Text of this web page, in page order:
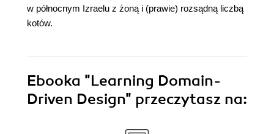
w północnym Izraelu z żoną i (prawie) rozsądną liczbą
kotów.
Ebooka "Learning Domain-
Driven Design" przeczytasz na: